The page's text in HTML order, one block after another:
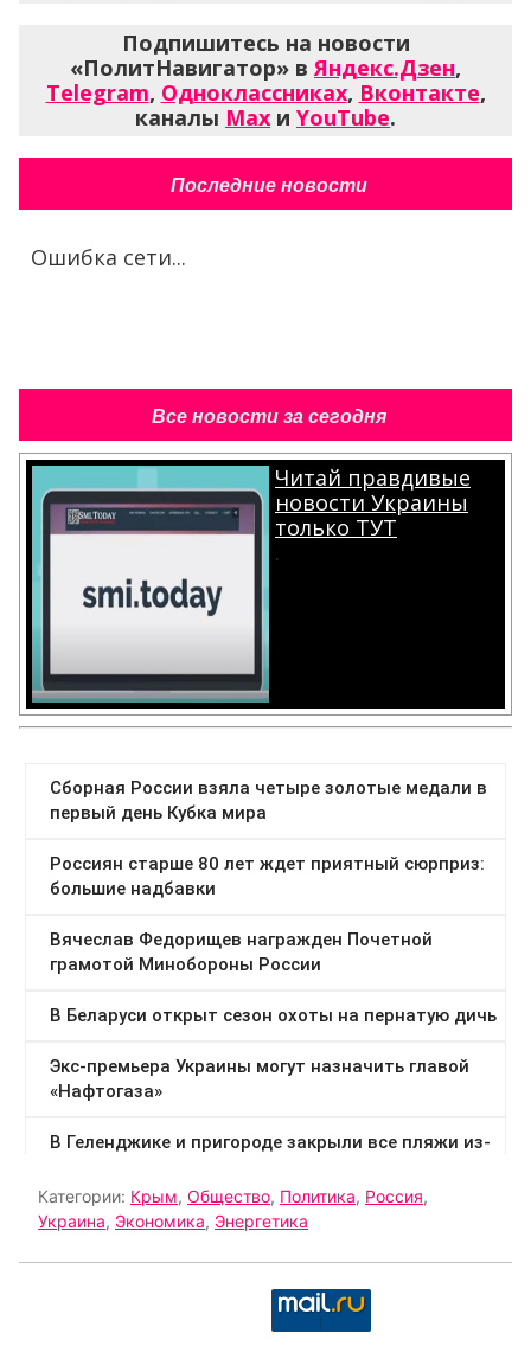
Подпишитесь на новости
«ПолитНавигатор» вЯндекс.Дзен,
Telegram, Одноклассниках, Вконтакте,
каналы Max и YouTube.
Последние новости
Ошибка сети...
Все новости за сегодня
Читай правдивые
новости Украины
только ТУТ
.
Категории: Крым, Общество, Политика, Россия,
Украина, Экономика, Энергетика